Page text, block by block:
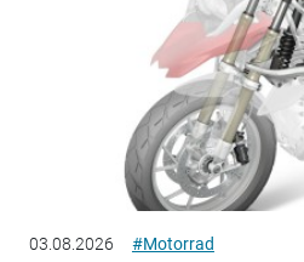
03.08.2026 #Motorrad